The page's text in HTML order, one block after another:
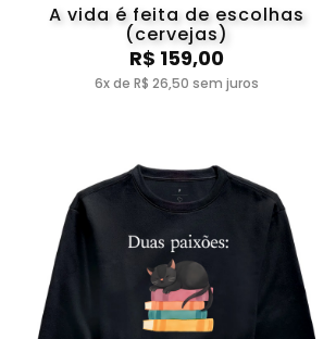
A vida é feita de escolhas
(cervejas)
R$ 159,00
6x de R$ 26,50 sem juros